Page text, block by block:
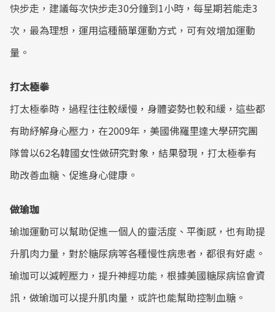
快步走，建議每次快步走30分鐘到1小時，每星期若能走3
次，最為理想，運用這種簡單運動方式，可有效增加運動
量。
打太極拳
打太極拳時，過程往往較緩慢，身體姿勢也較和緩，這些都
有助紓解身心壓力，在2009年，美國佛羅里達大學研究團
隊曾以62名韓國女性做研究對象，結果發現，打太極拳有
助改善血糖、促進身心健康。
做瑜珈
瑜珈運動可以幫助促進一個人的靈活度、平衡感，也有助提
升肌肉力量，對於糖尿病等各種慢性病患者，都很有好處。
瑜珈可以減輕壓力，提升神經功能，根據美國糖尿病協會資
訊，做瑜珈可以提升肌肉量，或許也能幫助控制血糖。